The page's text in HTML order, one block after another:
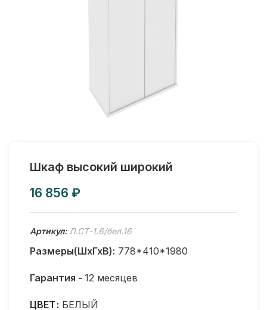
Шкаф высокий широкий
₽
Артикул: Л.СТ-1.6/бел.16
Размеры(ШхГхВ): 778*410*1980
Гарантия - 12 месяцев
ЦВЕТ БЕЛЫЙ